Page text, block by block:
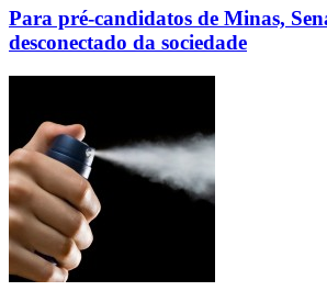
Para pré-candidatos de Minas,
desconectado da sociedade